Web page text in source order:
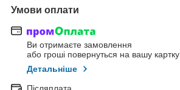
Умови оплати
Ви отримаєте замовлення
або гроші повернуться на вашу картку
Детальніше